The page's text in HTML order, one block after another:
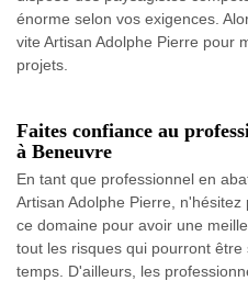
énorme selon vos exigences.
vite Artisan Adolphe Pierre pour
projets.
Faites confiance au
à Beneuvre
En tant que professionnel en
Artisan Adolphe Pierre,
ce domaine pour avoir une
tout les risques qui pourront
temps. D'ailleurs, les